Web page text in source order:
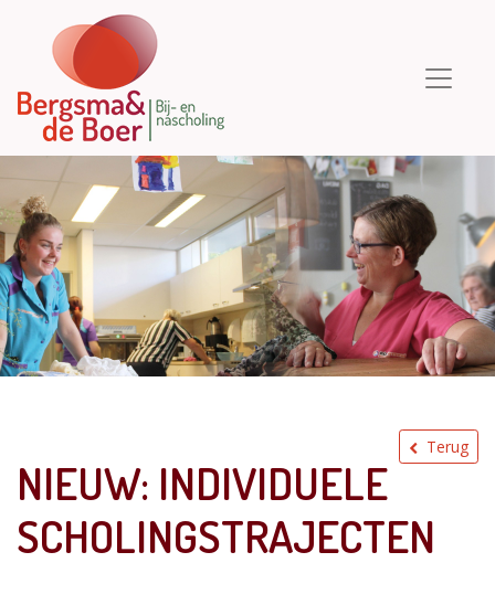
NIEUW: INDIVIDUELE
SCHOLINGSTRAJECTEN
Terug